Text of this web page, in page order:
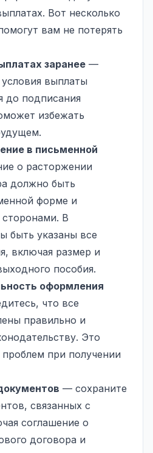
Вот несколько
вам не потерять
заранее —
выплаты
до подписания
избежать
в письменной
о расторжении
должно быть
форме и
В
быть указаны все
включая размер и
пособия.
оформления
что все
правильно и
Это
при получении
— сохраните
связанных с
соглашение о
договора и